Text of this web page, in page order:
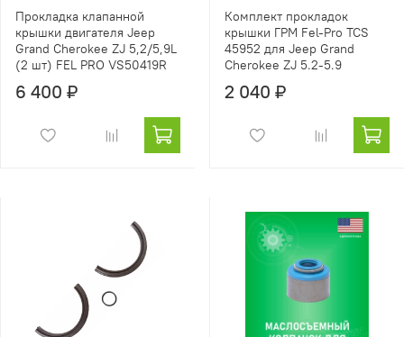
Прокладка клапанной
крышки двигателя Jeep
Grand Cherokee ZJ 5,2/5,9L
(2 шт) FEL PRO VS50419R
6 400 ₽
Комплект прокладок
крышки ГРМ Fel-Pro TCS
45952 для Jeep Grand
Cherokee ZJ 5.2-5.9
2 040 ₽